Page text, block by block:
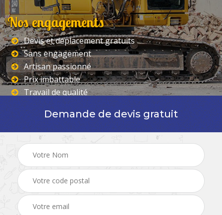
Nos engagements
Devis et déplacement gratuits
Sans engagement
Artisan passionné
Prix imbattable
Travail de qualité
Demande de devis gratuit